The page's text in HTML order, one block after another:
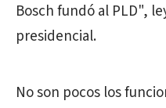
Bosch fundó al PLD",
presidencial.
No son pocos los